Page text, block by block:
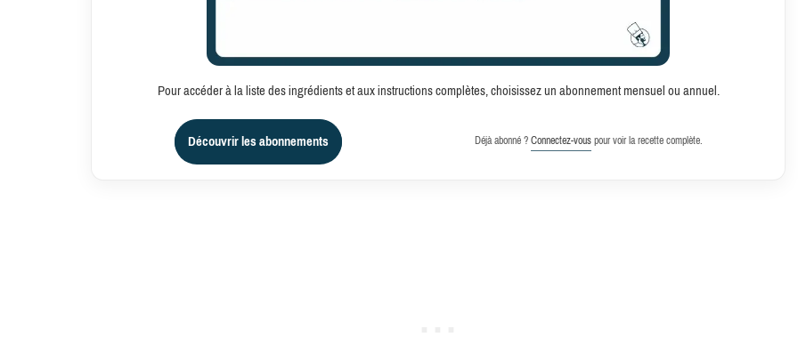
Pour accéder à la liste des ingrédients et aux instructions complètes, choisissez un abonnement mensuel ou annuel.
Découvrir les abonnements Déjà abonné ?Connectez-vouspour voir la recette complète.